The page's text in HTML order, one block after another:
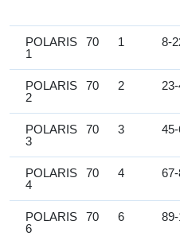
POLARIS
1
70 1 8-
POLARIS
2
70 2
POLARIS
3
70 3
POLARIS
4
70 4
POLARIS
6
70 6